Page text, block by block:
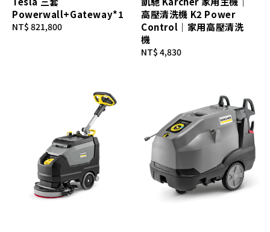
Powerwall+Gateway*1
Regular
NT$ 821,800
高壓清洗機 K2 Power
Control｜家用高壓清洗
機
Regular
NT$ 4,830